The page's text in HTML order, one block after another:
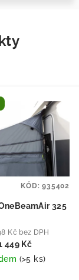
325
Kč bez DPH
449 Kč
(>5 ks)
KÓD:935402